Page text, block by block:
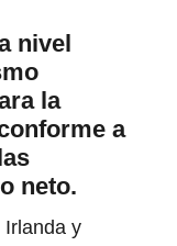
nivel
la
a
neto.
Irlanda y